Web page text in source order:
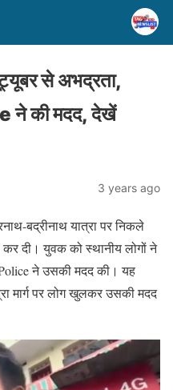
से अभद्रता,
की मदद, देखें
3 years ago
बद्रीनाथ यात्रा पर निकले
दी। युवक को स्थानीय लोगों ने
ने उसकी मदद की। यह
मार्ग पर लोग खुलकर उसकी मदद